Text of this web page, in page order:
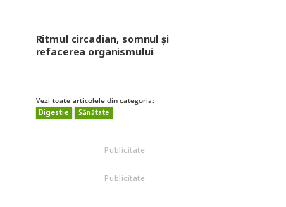
Ritmul circadian, somnul și
refacerea organismului
Vezi toate articolele din categoria:
Digestie
Sănătate
Publicitate
Publicitate